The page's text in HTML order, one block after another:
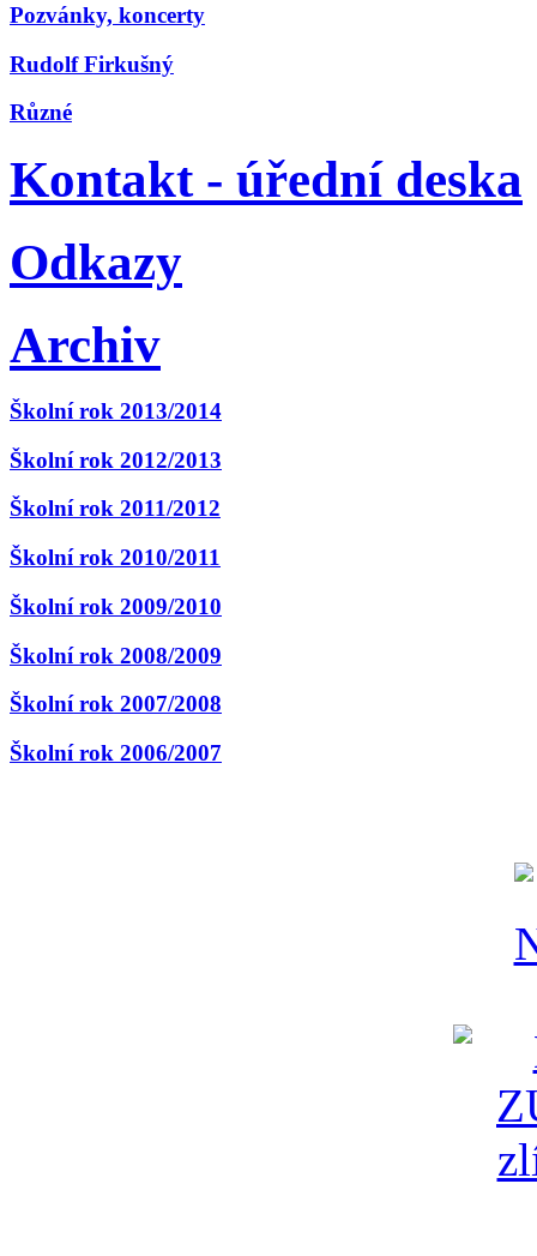
Pozvánky, koncerty
Rudolf Firkušný
Různé
Kontakt - úřední deska
Odkazy
Archiv
Školní rok 2013/2014
Školní rok 2012/2013
Školní rok 2011/2012
Školní rok 2010/2011
Školní rok 2009/2010
Školní rok 2008/2009
Školní rok 2007/2008
Školní rok 2006/2007